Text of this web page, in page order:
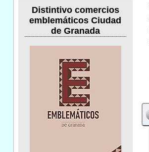
Distintivo comercios
emblemáticos Ciudad
de Granada